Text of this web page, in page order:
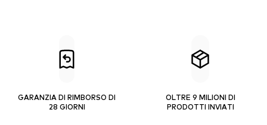
GARANZIA DI RIMBORSO DI
28 GIORNI
OLTRE 9 MILIONI DI
PRODOTTI INVIATI